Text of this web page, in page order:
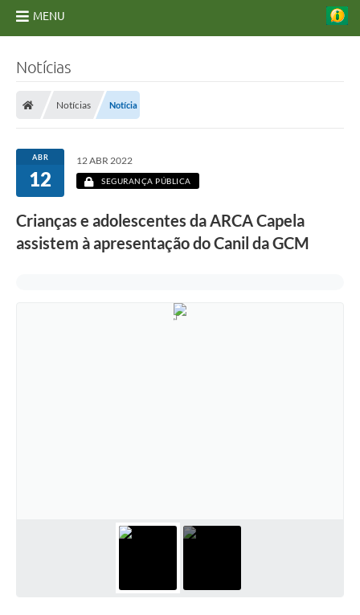
MENU
Licitações
Transparência
Concursos e Processos Seletivos
Inclusão e Acessibilidade
Sistema de Protocolo
Notícias
Notícias Notícia
ABR
12
12 ABR 2022
SEGURANÇA PÚBLICA
Crianças e adolescentes da ARCA Capela
assistem à apresentação do Canil da GCM